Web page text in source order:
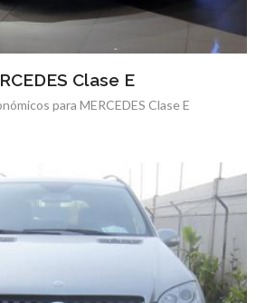
Clase E
para MERCEDES Clase E